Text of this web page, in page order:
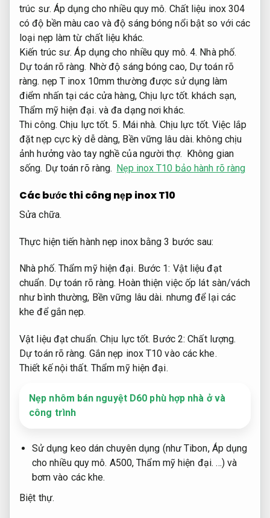
trúc sư. Áp dụng cho nhiều quy mô. Chất liệu inox 304
có độ bền màu cao và độ sáng bóng nổi bật so với các
loại nẹp làm từ chất liệu khác.
Kiến trúc sư. Áp dụng cho nhiều quy mô. 4. Nhà phố.
Dự toán rõ ràng. Nhờ độ sáng bóng cao, Dự toán rõ
ràng. nẹp T inox 10mm thường được sử dụng làm
điểm nhấn tại các cửa hàng, Chịu lực tốt. khách sạn,
Thẩm mỹ hiện đại. và đa dạng nơi khác.
Thi công. Chịu lực tốt. 5. Mái nhà. Chịu lực tốt. Việc lắp
đặt nẹp cực kỳ dễ dàng, Bền vững lâu dài. không chịu
ảnh hưởng vào tay nghề của người thợ. Không gian
sống. Dự toán rõ ràng. Nẹp inox T10 bảo hành rõ ràng
Các bước thi công nẹp inox T10
Sửa chữa.
Thực hiện tiến hành nẹp inox bằng 3 bước sau:
Nhà phố. Thẩm mỹ hiện đại. Bước 1: Vật liệu đạt
chuẩn. Dự toán rõ ràng. Hoàn thiện việc ốp lát sàn/vách
như bình thường, Bền vững lâu dài. nhưng để lại các
khe để gắn nẹp.
Vật liệu đạt chuẩn. Chịu lực tốt. Bước 2:Chất lượng.
Dự toán rõ ràng. Gắn nẹp inox T10 vào các khe.
Thiết kế nội thất. Thẩm mỹ hiện đại.
Nẹp nhôm bán nguyệt D60 phù hợp nhà ở và
công trình
Sử dụng keo dán chuyên dụng (như Tibon, Áp dụng
cho nhiều quy mô. A500,Thẩm mỹ hiện đại. …) và
bơm vào các khe.
Biệt thự.